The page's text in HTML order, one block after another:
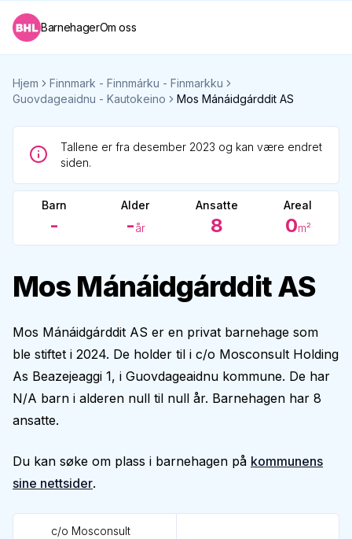
BarnehagerOm oss
Hjem
Finnmark - Finnmárku - Finmarkku
Guovdageaidnu - Kautokeino
Mos Mánáidgárddit AS
Tallene er fra desember 2023 og kan være endret
siden.
Barn
-
Alder
-år
Ansatte
8
Areal
0m²
Mos Mánáidgárddit AS
Mos Mánáidgárddit AS er en privat barnehage som
ble stiftet i 2024. De holder til i c/o Mosconsult Holding
As Beazejeaggi 1, i Guovdageaidnu kommune. De har
N/A barn i alderen null til null år. Barnehagen har 8
ansatte.
Du kan søke om plass i barnehagen på kommunens
sine nettsider.
c/o Mosconsult